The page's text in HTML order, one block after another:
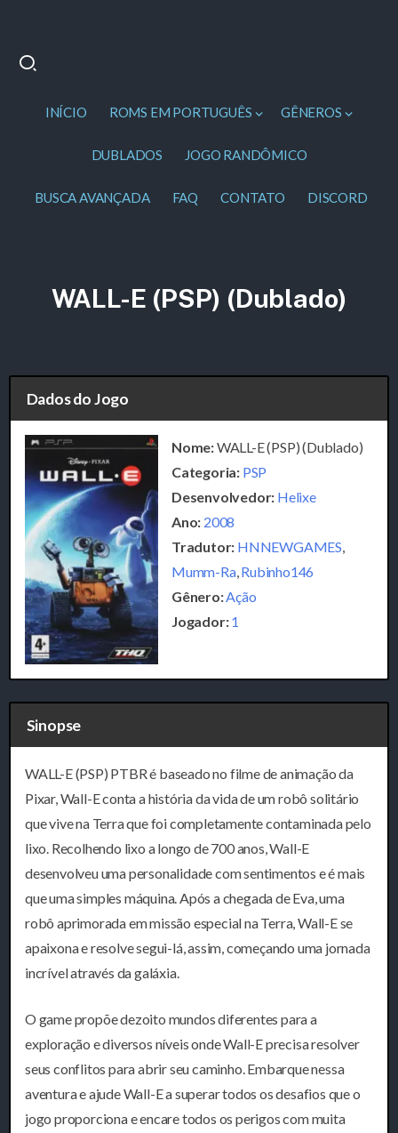
INÍCIO ROMS EM PORTUGUÊS GÊNEROS
DUBLADOS JOGO RANDÔMICO
BUSCA AVANÇADA FAQ CONTATO DISCORD
WALL-E (PSP) (Dublado)
Dados do Jogo
Nome:WALL-E (PSP) (Dublado)
Categoria: PSP
Desenvolvedor: Helixe
Ano: 2008
Tradutor: HNNEWGAMES
Mumm-Ra, Rubinho146
Gênero:Ação
Jogador:1
Sinopse
WALL-E (PSP) PTBR é baseado no filme de animação da
Pixar, Wall-E conta a história da vida de um robô solitário
que vive na Terra que foi completamente contaminada pelo
lixo. Recolhendo lixo a longo de 700 anos, Wall-E
desenvolveu uma personalidade com sentimentos e é mais
que uma simples máquina. Após a chegada de Eva, uma
robô aprimorada em missão especial na Terra, Wall-E se
apaixona e resolve segui-lá, assim, começando uma jornada
incrível através da galáxia.
O game propõe dezoito mundos diferentes para a
exploração e diversos níveis onde Wall-E precisa resolver
seus conflitos para abrir seu caminho. Embarque nessa
aventura e ajude Wall-E a superar todos os desafios que o
jogo proporciona e encare todos os perigos com muita